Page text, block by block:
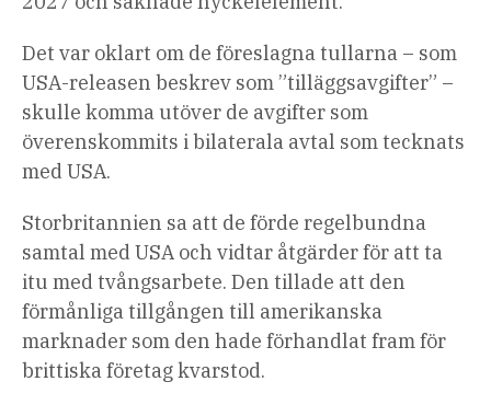
Det var oklart om de föreslagna tullarna – som
USA-releasen beskrev som ”tilläggsavgifter” –
skulle komma utöver de avgifter som
överenskommits i bilaterala avtal som tecknats
med USA.
Storbritannien sa att de förde regelbundna
samtal med USA och vidtar åtgärder för att ta
itu med tvångsarbete. Den tillade att den
förmånliga tillgången till amerikanska
marknader som den hade förhandlat fram för
brittiska företag kvarstod.